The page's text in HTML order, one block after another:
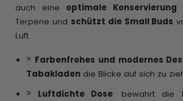
auch eine optimale Konservierung
Terpene und schützt die Small Buds
Luft.
? Farbenfrohes und modernes
Tabakladen die Blicke auf sich zu
? Luftdichte Dose: bewahrt die